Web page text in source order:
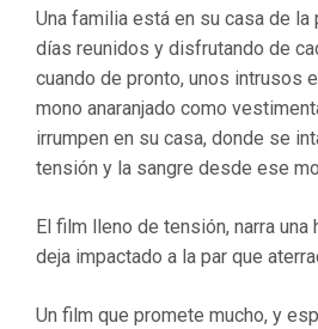
Una familia está en su casa de la
días reunidos y disfrutando de
cuando de pronto, unos intrusos
mono anaranjado como
irrumpen en su casa, donde se
tensión y la sangre desde ese
El film lleno de tensión, narra
deja impactado a la par que
Un film que promete mucho, y